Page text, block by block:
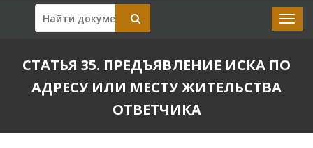
СТАТЬЯ 35. ПРЕДЪЯВЛЕНИЕ ИСКА ПО
АДРЕСУ ИЛИ МЕСТУ ЖИТЕЛЬСТВА
ОТВЕТЧИКА